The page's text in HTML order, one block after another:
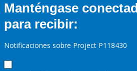
Manténgase
para recibir:
Notificaciones sobre Project P118430